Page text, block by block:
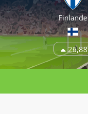
Finlande
26,88